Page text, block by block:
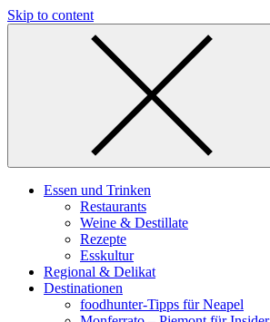
Skip to content
Essen und Trinken
Restaurants
Weine & Destillate
Rezepte
Esskultur
Regional & Delikat
Destinationen
foodhunter-Tipps für Neapel